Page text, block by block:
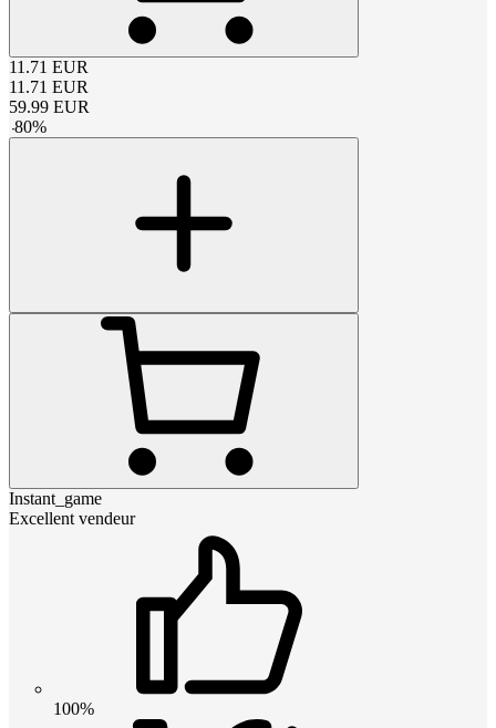
11.71 EUR
11.71 EUR
59.99 EUR
-80%
Instant_game
Excellent vendeur
100%